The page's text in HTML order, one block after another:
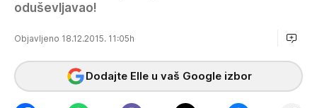
oduševljavao!
Objavljeno 18.12.2015. 11:05h
Dodajte Elle u vaš Google izbor